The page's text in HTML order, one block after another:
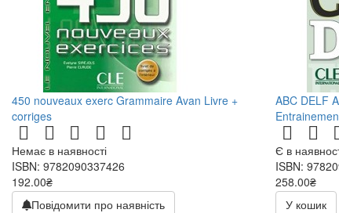
450 nouveaux exerc Grammaire Avan Livre +
corriges
Немає в наявності
ISBN: 9782090337426
192.00₴
384.00₴Повідомити про наявність
ABC DELF
Є в
ISBN:
258.00₴
516.00₴
У кошик